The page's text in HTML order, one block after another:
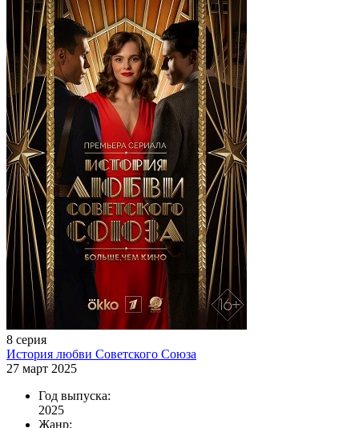
8 серия
История любви Советского Союза
27 март 2025
Год выпуска:
2025
Жанр: